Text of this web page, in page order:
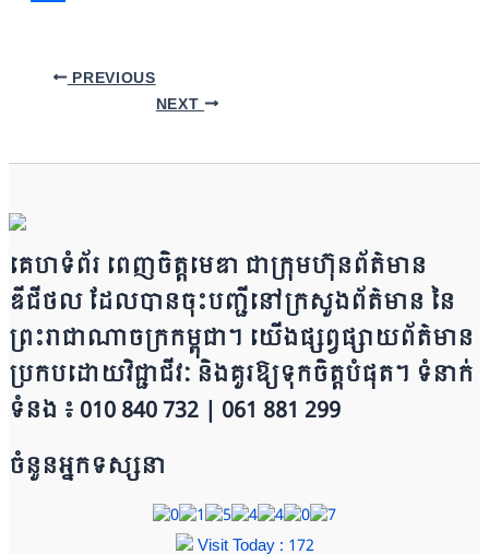
PREVIOUS
NEXT
គេហទំព័រ ពេញចិត្តមេឌា ជា​ក្រុ​​​​​ម​​​ហ៊ុន​ព័ត៌មាន​
ឌីជីថល ដែ​លបា​ន​​ចុះបញ្ជីនៅក្រសួងព័ត៌មាន នៃ​​​​
ព្រះរាជាណាចក្រ​ក​ម្ពុជា។ យើ​ង​​​​​ផ្សព្វផ្សាយព័​ត៌​មា​​​​ន
ប្រក​ប​ដោ​​​​​​យ​វិជ្ជាជីវៈ និ​ងគួរ​ឱ្យ​ទុកចិត្ត​បំ​ផុត។ ទំនាក់
ទំនង ៖ 010 840 732 | 0​​​​​61 881 299
ចំនួនអ្នកទស្សនា
Visit Today : 172